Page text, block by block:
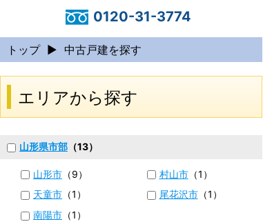
0120-31-3774
トップ ▶ 中古戸建を探す
エリアから探す
山形県市部 （13）
山形市 （9） 村山市（1）
天童市 （1） 尾花沢市（1）
南陽市 （1）